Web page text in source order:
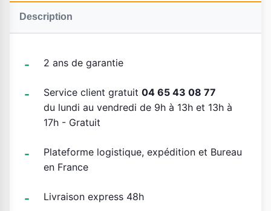
Description
2 ans de garantie
Service client gratuit 04 65 43 08 77
du lundi au vendredi de 9h à 13h et 13h à
17h - Gratuit
Plateforme logistique, expédition et Bureau
en France
Livraison express 48h